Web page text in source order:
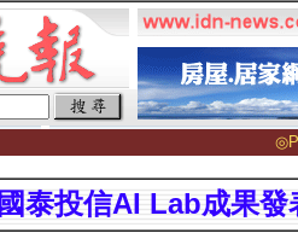
國泰投信AI Lab成果